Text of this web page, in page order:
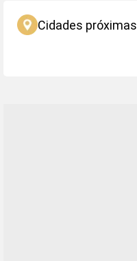
Cidades próximas